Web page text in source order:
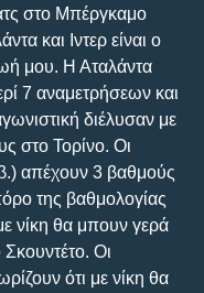
στο Μπέργκαμο
και Ιντερ είναι ο
μου. Η Αταλάντα
7 αναμετρήσεων και
διέλυσαν με
στο Τορίνο. Οι
απέχουν 3 βαθμούς
της βαθμολογίας
νίκη θα μπουν γερά
Οι
ότι με νίκη θα